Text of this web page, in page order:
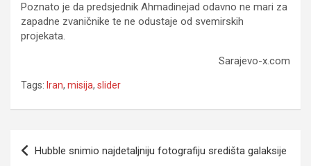
Poznato je da predsjednik Ahmadinejad odavno ne mari za
zapadne zvaničnike te ne odustaje od svemirskih
projekata.
Sarajevo-x.com
Tags: Iran, misija, slider
Navigacija
Hubble snimio najdetaljniju fotografiju središta galaksije